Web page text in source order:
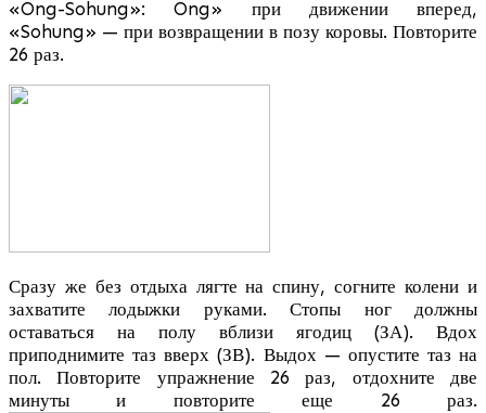
«Ong-Sohung»: Ong» при движении вперед,
«Sohung» — при возвращении в позу коровы. Повторите
26 раз.
Сразу же без отдыха лягте на спину, согните колени и
захватите лодыжки руками. Стопы ног должны
оставаться на полу вблизи ягодиц (ЗА). Вдох
приподнимите таз вверх (ЗВ). Выдох — опустите таз на
пол. Повторите упражнение 26 раз, отдохните две
минуты и повторите еще 26 раз.